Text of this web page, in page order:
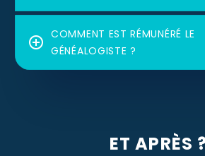
COMMENT EST RÉMUNÉRÉ LE
GÉNÉALOGISTE ?
ET APRÈS